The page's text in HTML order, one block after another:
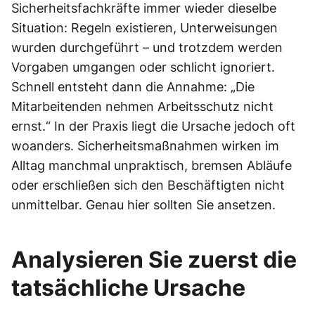
Sicherheitsfachkräfte immer wieder dieselbe
Situation: Regeln existieren, Unterweisungen
wurden durchgeführt – und trotzdem werden
Vorgaben umgangen oder schlicht ignoriert.
Schnell entsteht dann die Annahme: „Die
Mitarbeitenden nehmen Arbeitsschutz nicht
ernst.“ In der Praxis liegt die Ursache jedoch oft
woanders. Sicherheitsmaßnahmen wirken im
Alltag manchmal unpraktisch, bremsen Abläufe
oder erschließen sich den Beschäftigten nicht
unmittelbar. Genau hier sollten Sie ansetzen.
Analysieren Sie zuerst die
tatsächliche Ursache